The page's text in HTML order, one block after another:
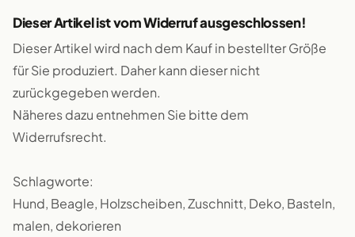
Dieser Artikel ist vom Widerruf ausgeschlossen!
Dieser Artikel wird nach dem Kauf in bestellter Größe
für Sie produziert. Daher kann dieser nicht
zurückgegeben werden.
Näheres dazu entnehmen Sie bitte dem
Widerrufsrecht.
Schlagworte:
Hund, Beagle, Holzscheiben, Zuschnitt, Deko, Basteln,
malen, dekorieren